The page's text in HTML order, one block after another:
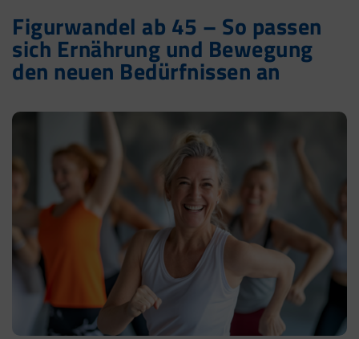
Figurwandel ab 45 – So passen
sich Ernährung und Bewegung
den neuen Bedürfnissen an